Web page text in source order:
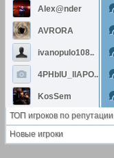
Alex@nder
AVRORA
ivanopulo108..
4PHblU_llAPO..
KosSem
ТОП игроков по репутации
Новые игроки